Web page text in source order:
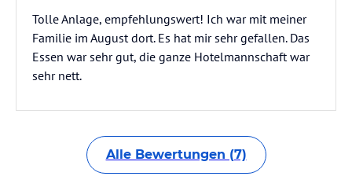
Tolle Anlage, empfehlungswert! Ich war mit meiner
Familie im August dort. Es hat mir sehr gefallen. Das
Essen war sehr gut, die ganze Hotelmannschaft war
sehr nett.
Alle Bewertungen (7)